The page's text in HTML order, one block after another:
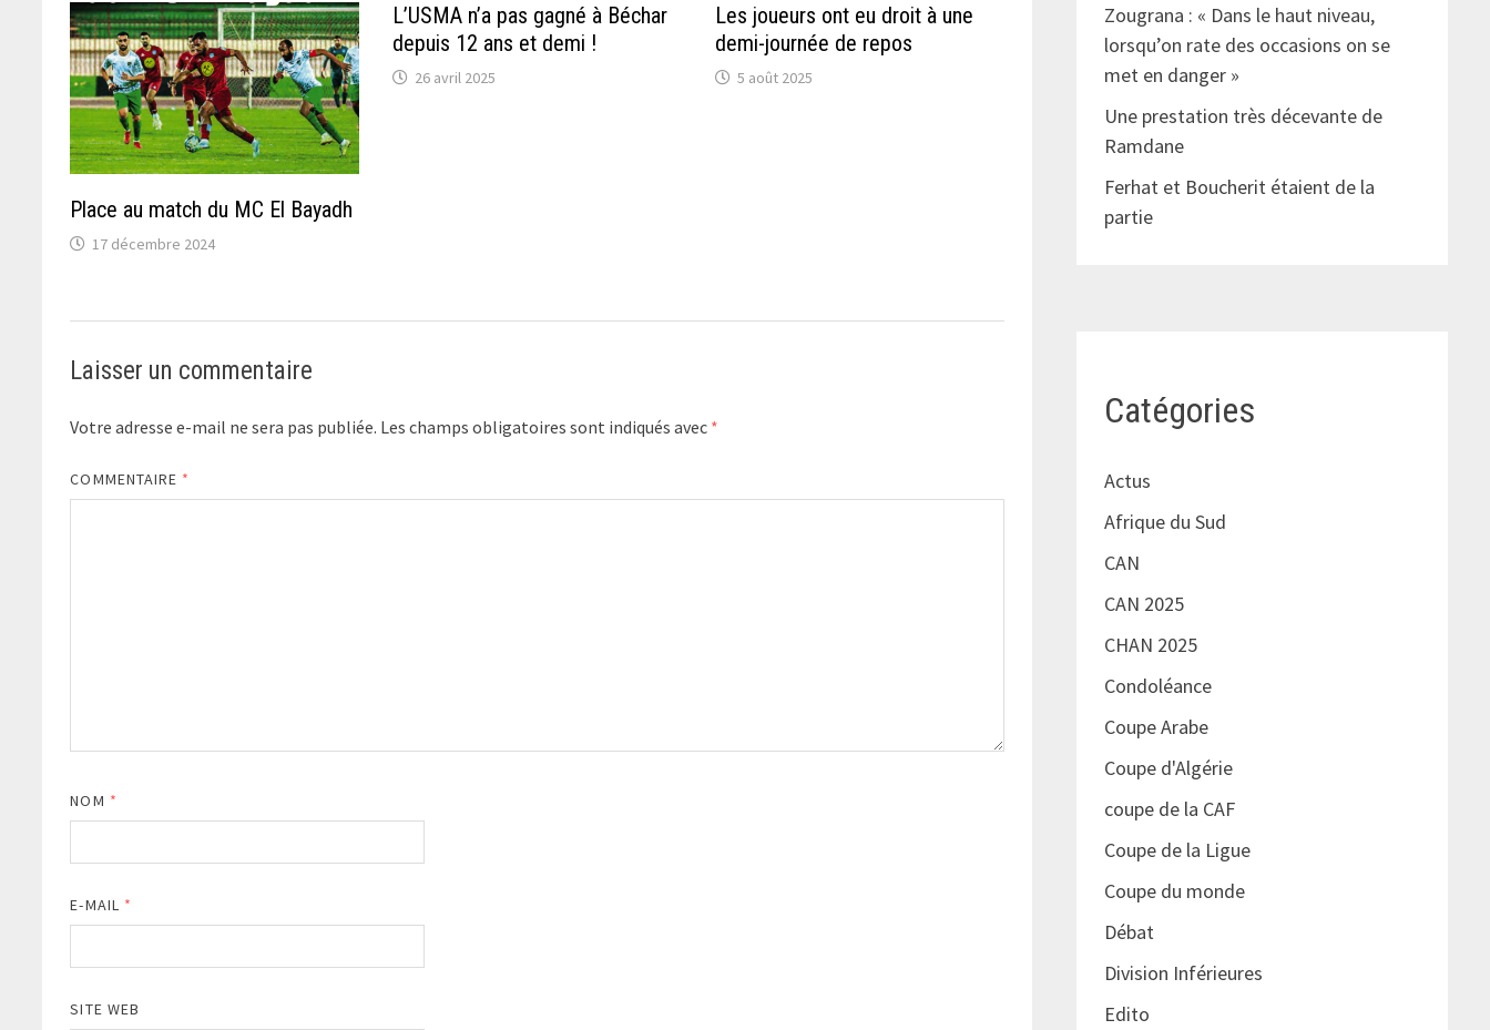
Place au match du MC El Bayadh
17 décembre 2024
L’USMA n’a pas gagné à Béchar
depuis 12 ans et demi !
26 avril 2025
Les joueurs ont eu droit à une
demi-journée de repos
5 août 2025
Laisser un commentaire
Votre adresse e-mail ne sera pas publiée. Les champs obligatoires sont indiqués avec *
COMMENTAIRE *
NOM *
E-MAIL *
SITE WEB
Zougrana : « Dans le haut niveau,
lorsqu’on rate des occasions on se
met en danger »
Une prestation très décevante de
Ramdane
Ferhat et Boucherit étaient de la
partie
Catégories
Actus
Afrique du Sud
CAN
CAN 2025
CHAN 2025
Condoléance
Coupe Arabe
Coupe d'Algérie
coupe de la CAF
Coupe de la Ligue
Coupe du monde
Débat
Division Inférieures
Edito